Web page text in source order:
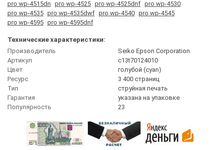
pro wp-4515dn pro wp-4525 pro wp-4525dnf pro wp-4530
pro wp-4535 pro wp-4535dwf pro wp-4540 pro wp-4545
pro wp-4595 pro wp-4595dnf
Технические характеристики:
Производитель
Seiko Epson Corporation
Артикул
c13t70124010
Цвет
голубой (cyan)
Ресурс
3 400 страниц
Тип
струйная печать
Гарантия
указана на упаковке
Популярность
23